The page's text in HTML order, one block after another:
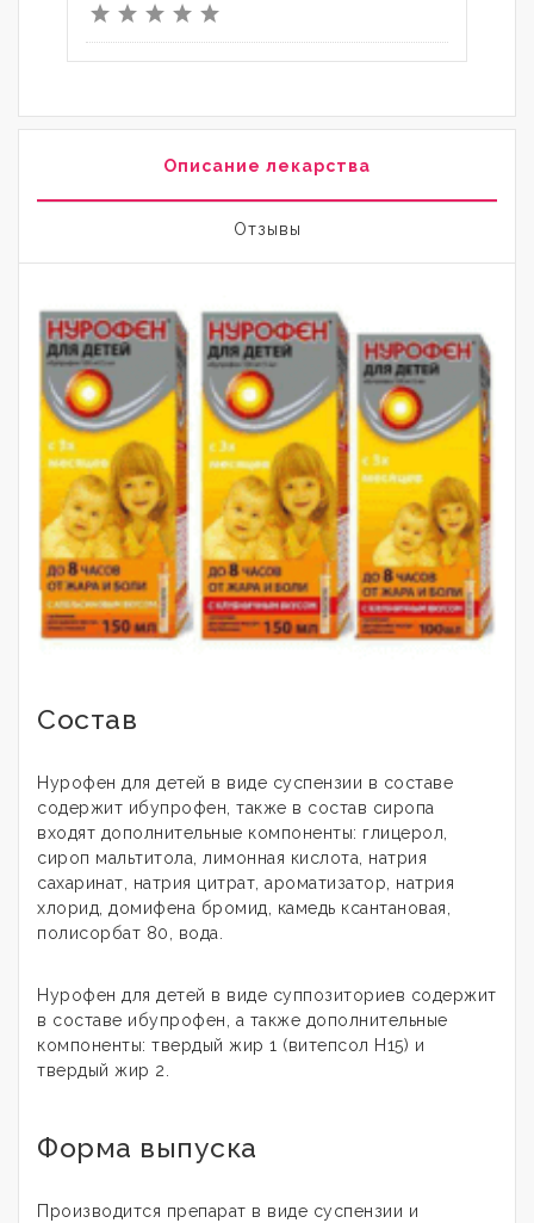
Описание лекарства
Отзывы
Состав
Нурофен для детей в виде суспензии в составе
содержит ибупрофен, также в состав сиропа
входят дополнительные компоненты: глицерол,
сироп мальтитола, лимонная кислота, натрия
сахаринат, натрия цитрат, ароматизатор, натрия
хлорид, домифена бромид, камедь ксантановая,
полисорбат 80, вода.
Нурофен для детей в виде суппозиториев содержит
в составе ибупрофен, а также дополнительные
компоненты: твердый жир 1 (витепсол H15) и
твердый жир 2.
Форма выпуска
Производится препарат в виде суспензии и